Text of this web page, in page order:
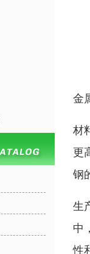
金
材
更
钢
生
中
性